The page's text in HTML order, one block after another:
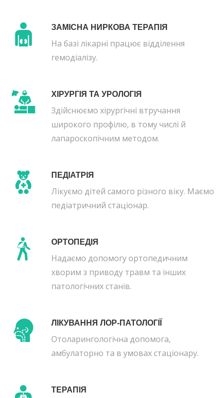
ЗАМІСНА НИРКОВА ТЕРАПІЯ
На базі лікарні працює відділення
гемодіалізу.
ХІРУРГІЯ ТА УРОЛОГІЯ
Здійснюємо хірургічні втручання
широкого профілю, в тому числі й
лапароскопічним методом.
ПЕДІАТРІЯ
Лікуємо дітей самого різного віку. Маємо
педіатричний стаціонар.
ОРТОПЕДІЯ
Надаємо допомогу ортопедичним
хворим з приводу травм та інших
патологічних станів.
ЛІКУВАННЯ ЛОР-ПАТОЛОГІЇ
Отоларингологічна допомога,
амбулаторно та в умовах стаціонару.
ТЕРАПІЯ